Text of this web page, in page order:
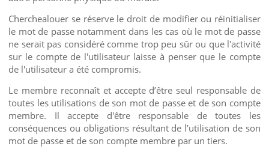
Cherchealouer se réserve le droit de modifier ou réinitialiser
le mot de passe notamment dans les cas où le mot de passe
ne serait pas considéré comme trop peu sûr ou que l'activité
sur le compte de l'utilisateur laisse à penser que le compte
de l'utilisateur a été compromis.
Le membre reconnaît et accepte d’être seul responsable de
toutes les utilisations de son mot de passe et de son compte
membre. Il accepte d'être responsable de toutes les
conséquences ou obligations résultant de l’utilisation de son
mot de passe et de son compte membre par un tiers.